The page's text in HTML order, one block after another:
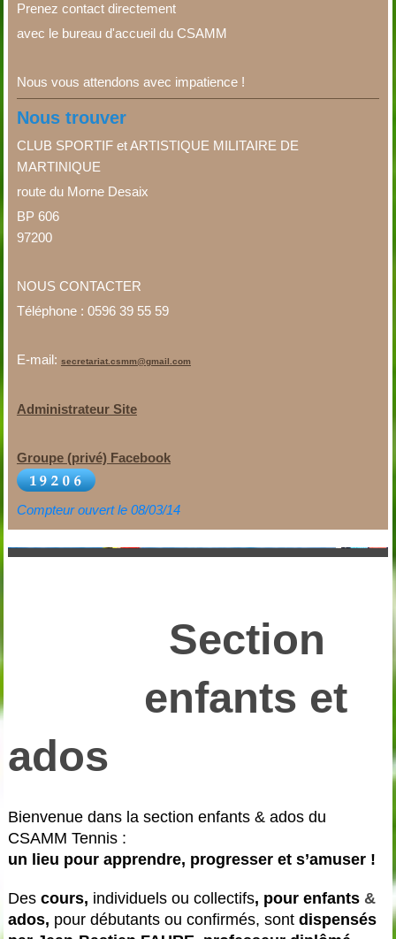
Prenez contact directement
avec le bureau d'accueil du CSAMM
Nous vous attendons avec impatience !
Nous trouver
CLUB SPORTIF et ARTISTIQUE MILITAIRE DE
MARTINIQUE
route du Morne Desaix
BP 606
97200
NOUS CONTACTER
Téléphone : 0596 39 55 59
E-mail: secretariat.csmm@gmail.com
Administrateur Site
Groupe (privé) Facebook
Compteur ouvert le 08/03/14
Section
enfants et
ados
Bienvenue dans la section enfants & ados du
CSAMM Tennis :
un lieu pour apprendre, progresser et s’amuser !
Des cours, individuels ou collectifs, pour enfants &
ados, pour débutants ou confirmés, sont dispensés